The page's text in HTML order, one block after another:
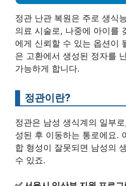
정관 난관 복원은 주로 생식
의료 시술로, 나중에 아이를
에게 신뢰할 수 있는 옵션이
은 고환에서 생성된 정자를
가능하게 합니다.
정관이란?
정관은 남성 생식계의 일부
성된 후 이동하는 통로에요.
합 형성이 잘못되면 남성의
수 있죠.